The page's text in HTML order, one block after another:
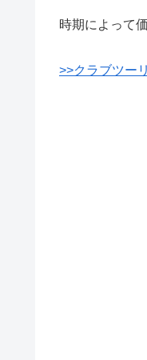
時期によって
>>クラブツー